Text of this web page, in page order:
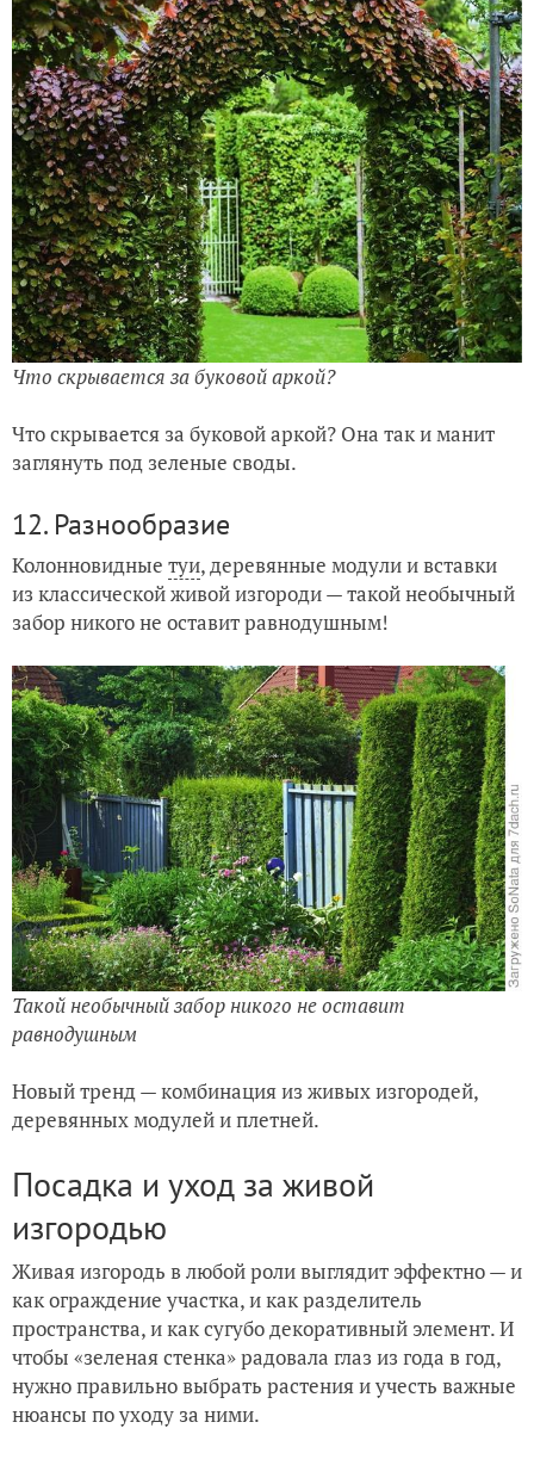
Что скрывается за буковой аркой?
Что скрывается за буковой аркой? Она так и манит
заглянуть под зеленые своды.
12. Разнообразие
Колонновидные туи, деревянные модули и вставки
из классической живой изгороди — такой необычный
забор никого не оставит равнодушным!
Такой необычный забор никого не оставит
равнодушным
Новый тренд — комбинация из живых изгородей,
деревянных модулей и плетней.
Посадка и уход за живой
изгородью
Живая изгородь в любой роли выглядит эффектно — и
как ограждение участка, и как разделитель
пространства, и как сугубо декоративный элемент. И
чтобы «зеленая стенка» радовала глаз из года в год,
нужно правильно выбрать растения и учесть важные
нюансы по уходу за ними.